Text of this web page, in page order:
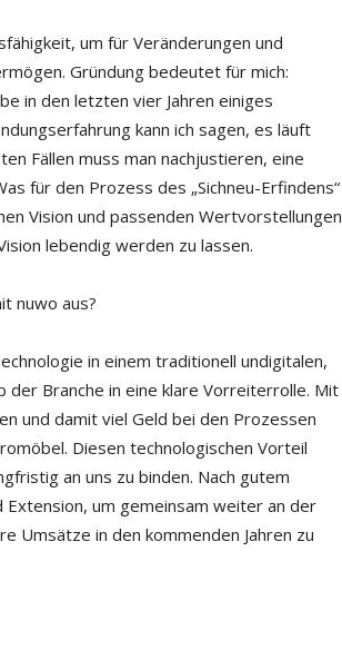
um für Veränderungen und
Gründung bedeutet für mich:
in den letzten vier Jahren einiges
kann ich sagen, es läuft
Fällen muss man nachjustieren, eine
für den Prozess des „Sichneu-Erfindens“
Vision und passenden Wertvorstellungen
lebendig werden zu lassen.
nuwo aus?
in einem traditionell undigitalen,
Branche in eine klare Vorreiterrolle. Mit
und damit viel Geld bei den Prozessen
Diesen technologischen Vorteil
an uns zu binden. Nach gutem
um gemeinsam weiter an der
Umsätze in den kommenden Jahren zu